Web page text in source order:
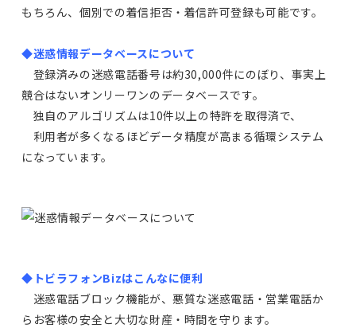
もちろん、個別での着信拒否・着信許可登録も可能です。
◆迷惑情報データベースについて
登録済みの迷惑電話番号は約30,000件にのぼり、事実上
競合はないオンリーワンのデータベースです。
独自のアルゴリズムは10件以上の特許を取得済で、
利用者が多くなるほどデータ精度が高まる循環システム
になっています。
◆トビラフォンBizはこんなに便利
迷惑電話ブロック機能が、悪質な迷惑電話・営業電話か
らお客様の安全と大切な財産・時間を守ります。